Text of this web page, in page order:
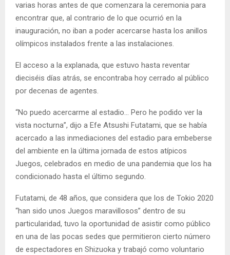
varias horas antes de que comenzara la ceremonia para
encontrar que, al contrario de lo que ocurrió en la
inauguración, no iban a poder acercarse hasta los anillos
olímpicos instalados frente a las instalaciones.
El acceso a la explanada, que estuvo hasta reventar
dieciséis días atrás, se encontraba hoy cerrado al público
por decenas de agentes.
“No puedo acercarme al estadio… Pero he podido ver la
vista nocturna”, dijo a Efe Atsushi Futatami, que se había
acercado a las inmediaciones del estadio para embeberse
del ambiente en la última jornada de estos atípicos
Juegos, celebrados en medio de una pandemia que los ha
condicionado hasta el último segundo.
Futatami, de 48 años, que considera que los de Tokio 2020
“han sido unos Juegos maravillosos” dentro de su
particularidad, tuvo la oportunidad de asistir como público
en una de las pocas sedes que permitieron cierto número
de espectadores en Shizuoka y trabajó como voluntario